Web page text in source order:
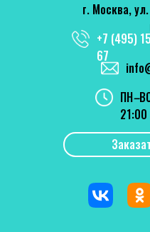
вполне
Отзыв Яндекс Карты
18 июля 2026
Вежливый
объяснила. В итоге
+7 (495)
67
г. Москва,
ПН–
21:00